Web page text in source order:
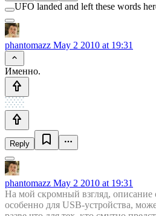
UFO landed and left these words
phantomazz May 2 2010 at 19:31
Именно.
Reply
phantomazz May 2 2010 at 19:31
На мой скромный взгляд, описание
особенно для USB-устройства,